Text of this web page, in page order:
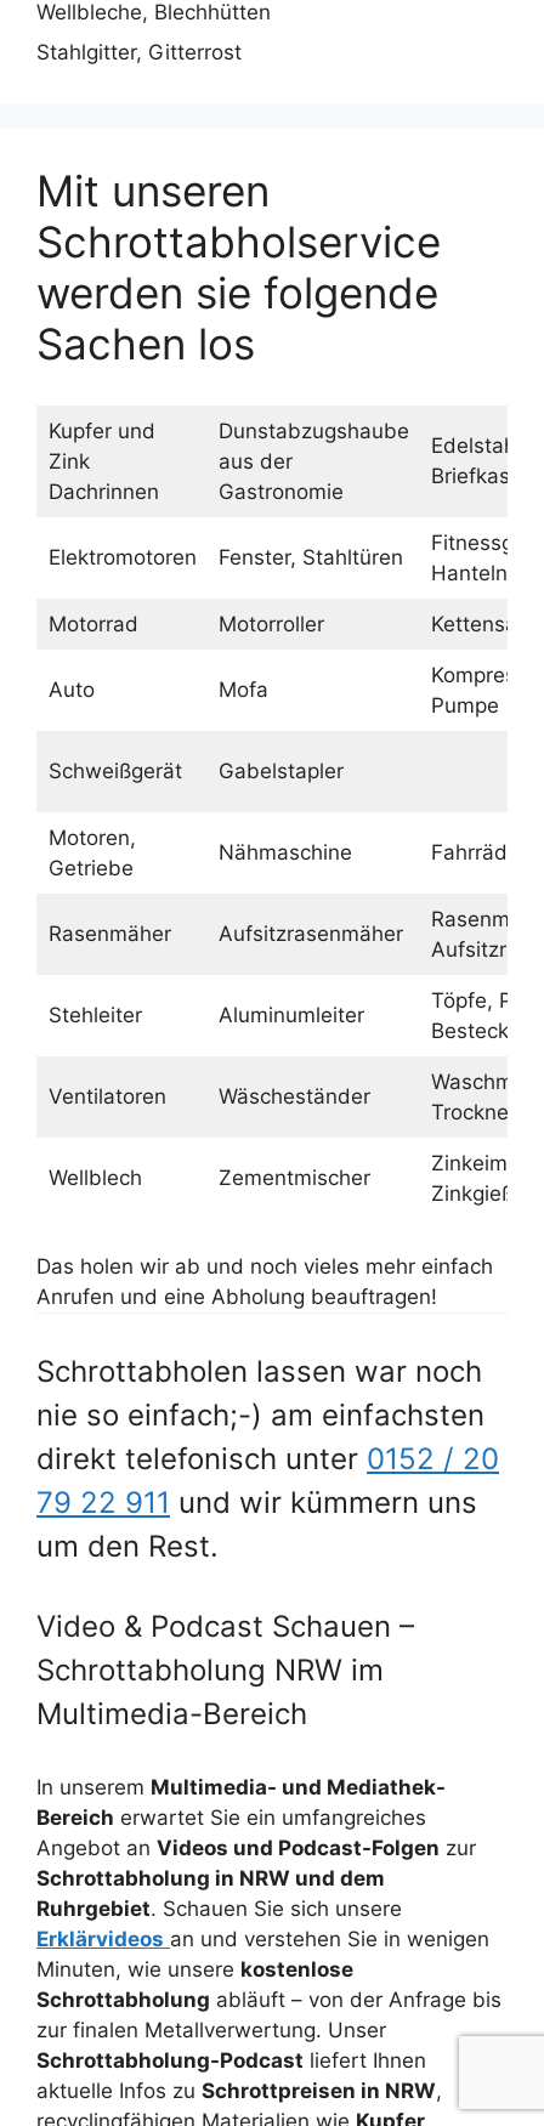
Wellbleche, Blechhütten
Stahlgitter, Gitterrost
Mit unseren
Schrottabholservice
werden sie folgende
Sachen los
Kupfer und
Zink
Dachrinnen
Dunstabzugshaube
aus der
Gastronomie
Edelstahl
Briefkasten
Elektromotoren Fenster, Stahltüren
Hanteln
Motorrad Motorroller Kettensäge
Auto Mofa
Pumpe
Schweißgerät Gabelstapler
Motoren,
Getriebe
Nähmaschine Fahrräder
Rasenmäher Aufsitzrasenmäher
Stehleiter Aluminumleiter
Töpfe,
Besteck
Ventilatoren Wäscheständer
Trockner
Wellblech Zementmischer
Zinkeimer,
Das holen wir ab und noch vieles mehr einfach
Anrufen und eine Abholung beauftragen!
Schrottabholen lassen war noch
nie so einfach;-) am einfachsten
direkt telefonisch unter 0152 / 20
79 22 911 und wir kümmern uns
um den Rest.
Video & Podcast Schauen –
Schrottabholung NRW im
Multimedia-Bereich
In unserem Multimedia- und Mediathek-
Bereich erwartet Sie ein umfangreiches
Angebot an Videos und Podcast-Folgen zur
Schrottabholung in NRW und dem
Ruhrgebiet. Schauen Sie sich unsere
Erklärvideos an und verstehen Sie in wenigen
Minuten, wie unsere kostenlose
Schrottabholung abläuft – von der Anfrage bis
zur finalen Metallverwertung. Unser
Schrottabholung-Podcast liefert Ihnen
aktuelle Infos zu Schrottpreisen in NRW,
recyclingfähigen Materialien wie Kupfer,